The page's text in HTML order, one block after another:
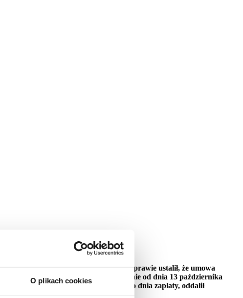
O plikach cookies
całości
akt: XXVIII C 10731/21) na rozprawie ustalił, że umowa
z ustawowymi odsetkami za opóźnienie od dnia 13 października
od dnia 13 października 2021 roku do dnia zapłaty, oddalił